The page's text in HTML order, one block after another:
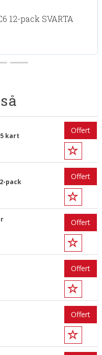
12-pack SVARTA
kart
Offert
pack
Offert
Offert
Offert
Offert